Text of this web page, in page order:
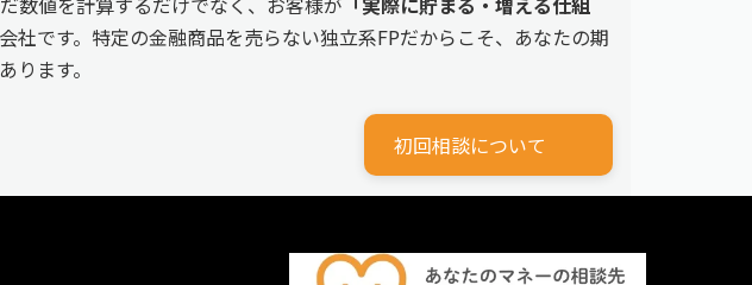
社です。特定の金融商品を売らない独立系FPだからこそ、あなたの期
ります。
初回相談について